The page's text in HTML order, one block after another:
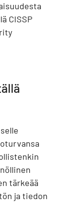
CISSP
tärkeää
ja tiedon